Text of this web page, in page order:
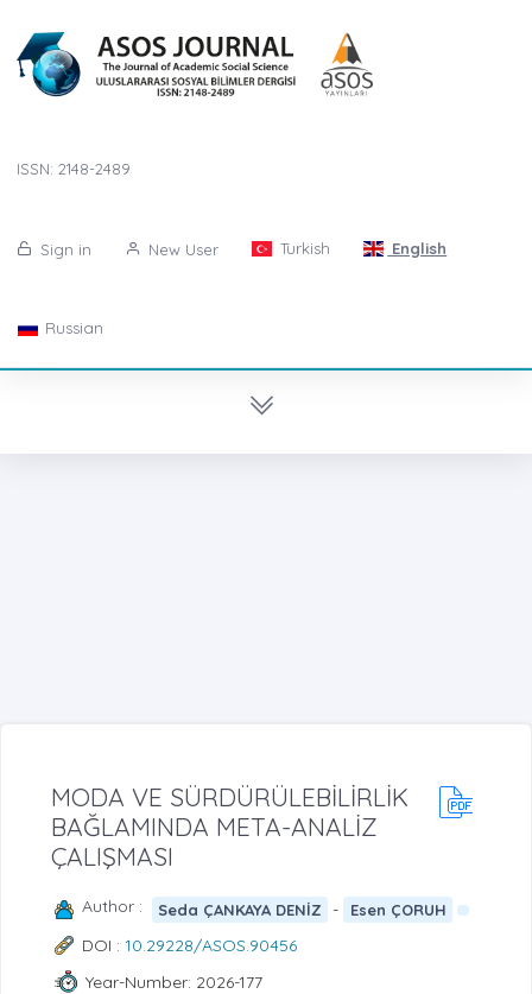
ISSN: 2148-2489
Sign in New User Turkish English
Russian
MODA VE SÜRDÜRÜLEBİLİRLİK
BAĞLAMINDA META-ANALİZ
ÇALIŞMASI
Author : Seda ÇANKAYA DENİZ - Esen ÇORUH
DOI : 10.29228/ASOS.90456
Year-Number: 2026-177